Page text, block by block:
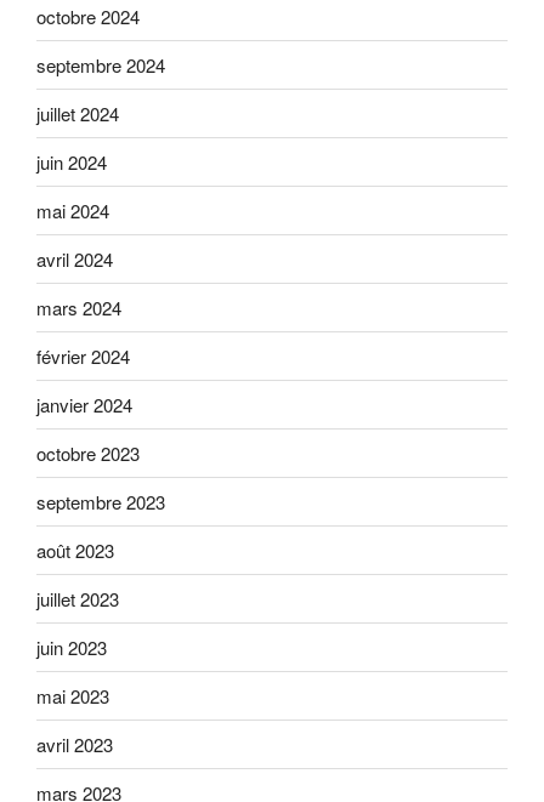
octobre 2024
septembre 2024
juillet 2024
juin 2024
mai 2024
avril 2024
mars 2024
février 2024
janvier 2024
octobre 2023
septembre 2023
août 2023
juillet 2023
juin 2023
mai 2023
avril 2023
mars 2023